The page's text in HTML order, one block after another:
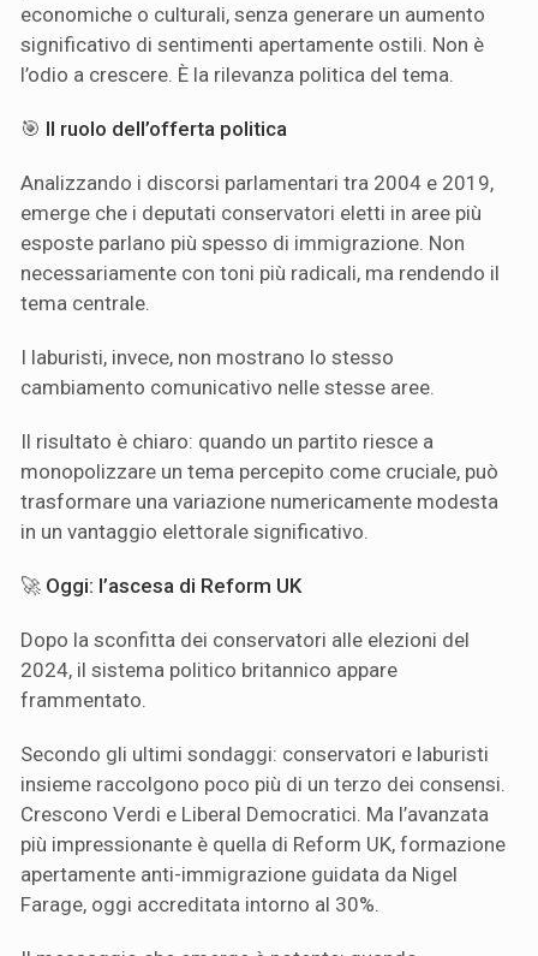
economiche o culturali, senza generare un aumento
significativo di sentimenti apertamente ostili. Non è
l’odio a crescere. È la rilevanza politica del tema.
🎯 Il ruolo dell’offerta politica
Analizzando i discorsi parlamentari tra 2004 e 2019,
emerge che i deputati conservatori eletti in aree più
esposte parlano più spesso di immigrazione. Non
necessariamente con toni più radicali, ma rendendo il
tema centrale.
I laburisti, invece, non mostrano lo stesso
cambiamento comunicativo nelle stesse aree.
Il risultato è chiaro: quando un partito riesce a
monopolizzare un tema percepito come cruciale, può
trasformare una variazione numericamente modesta
in un vantaggio elettorale significativo.
🚀 Oggi: l’ascesa di Reform UK
Dopo la sconfitta dei conservatori alle elezioni del
2024, il sistema politico britannico appare
frammentato.
Secondo gli ultimi sondaggi: conservatori e laburisti
insieme raccolgono poco più di un terzo dei consensi.
Crescono Verdi e Liberal Democratici. Ma l’avanzata
più impressionante è quella di Reform UK, formazione
apertamente anti-immigrazione guidata da Nigel
Farage, oggi accreditata intorno al 30%.